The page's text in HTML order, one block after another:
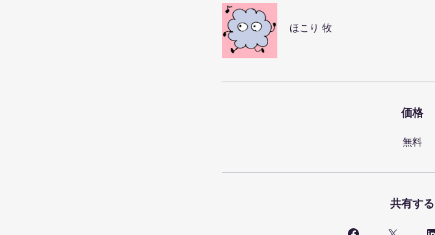
ほこり 牧
価格
無料
共有する